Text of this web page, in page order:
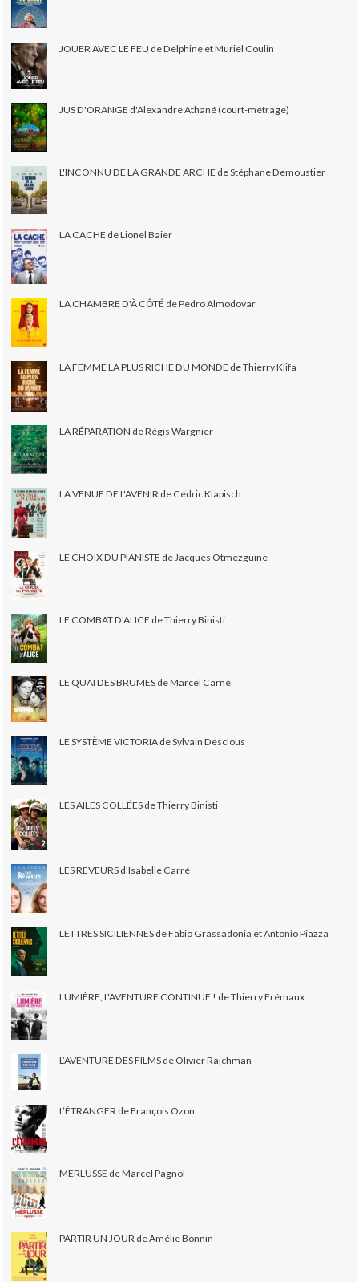
JOUER AVEC LE FEU de Delphine et Muriel Coulin
JUS D'ORANGE d'Alexandre Athané (court-métrage)
L'INCONNU DE LA GRANDE ARCHE de Stéphane Demoustier
LA CACHE de Lionel Baier
LA CHAMBRE D'À CÔTÉ de Pedro Almodovar
LA FEMME LA PLUS RICHE DU MONDE de Thierry Klifa
LA RÉPARATION de Régis Wargnier
LA VENUE DE L'AVENIR de Cédric Klapisch
LE CHOIX DU PIANISTE de Jacques Otmezguine
LE COMBAT D'ALICE de Thierry Binisti
LE QUAI DES BRUMES de Marcel Carné
LE SYSTÈME VICTORIA de Sylvain Desclous
LES AILES COLLÉES de Thierry Binisti
LES RÊVEURS d'Isabelle Carré
LETTRES SICILIENNES de Fabio Grassadonia et Antonio Piazza
LUMIÈRE, L'AVENTURE CONTINUE ! de Thierry Frémaux
L’AVENTURE DES FILMS de Olivier Rajchman
L’ÉTRANGER de François Ozon
MERLUSSE de Marcel Pagnol
PARTIR UN JOUR de Amélie Bonnin